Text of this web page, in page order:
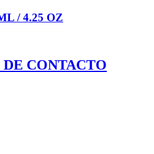
/ 4.25 OZ
CONTACTO